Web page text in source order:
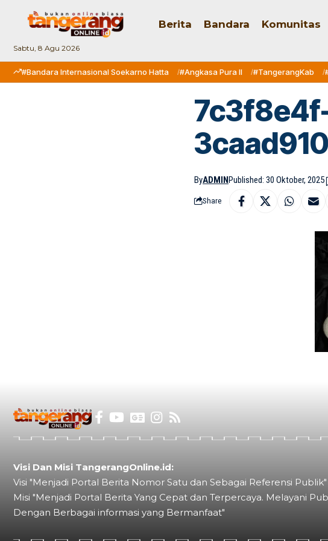
Sabtu, 8 Agu 2026
Berita Bandara Komunitas
#Bandara Internasional Soekarno Hatta #Angkasa Pura II #TangerangKab
ByADMINPublished: 30 Oktober, 2025
Share
Visi Dan Misi TangerangOnline.id:
Visi "Menjadi Portal Berita Nomor Satu dan Sebagai Referensi Publik"
Misi "Menjadi Portal Berita Yang Cepat dan Terpercaya. Melayani
Dengan Berbagai informasi yang Bermanfaat"